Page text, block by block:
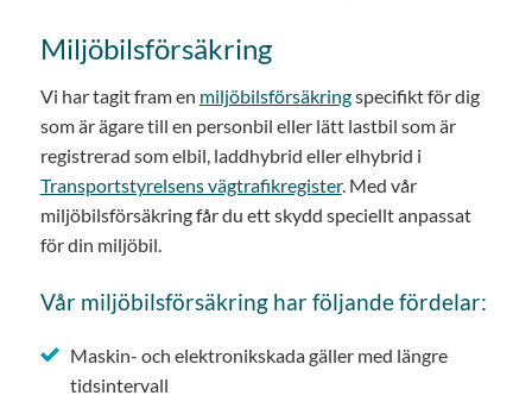
Miljöbilsförsäkring
Vi har tagit fram en miljöbilsförsäkringspecifikt för dig
som är ägare till en personbil eller lätt lastbil som är
registrerad som elbil, laddhybrid eller elhybrid i
Transportstyrelsens vägtrafikregister. Med vår
miljöbilsförsäkring får du ett skydd speciellt anpassat
för din miljöbil.
Vår miljöbilsförsäkring har följande fördelar:
Maskin- och elektronikskada gäller med längre
tidsintervall